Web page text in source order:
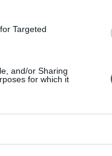
Targeted
and/or Sharing
for which it
00:00:37
plitimas: